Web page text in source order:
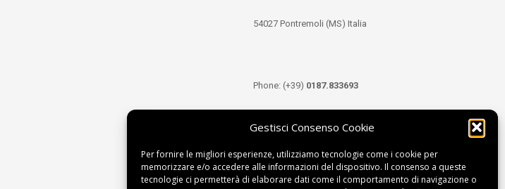
Gestisci Consenso Cookie
Per fornire le migliori esperienze, utilizziamo tecnologie come i cookie per
memorizzare e/o accedere alle informazioni del dispositivo. Il consenso a queste
tecnologie ci permetterà di elaborare dati come il comportamento di navigazione o
54027 Pontremoli (MS) Italia
Phone: (+39) 0187.833693
Email:info@tdl.it